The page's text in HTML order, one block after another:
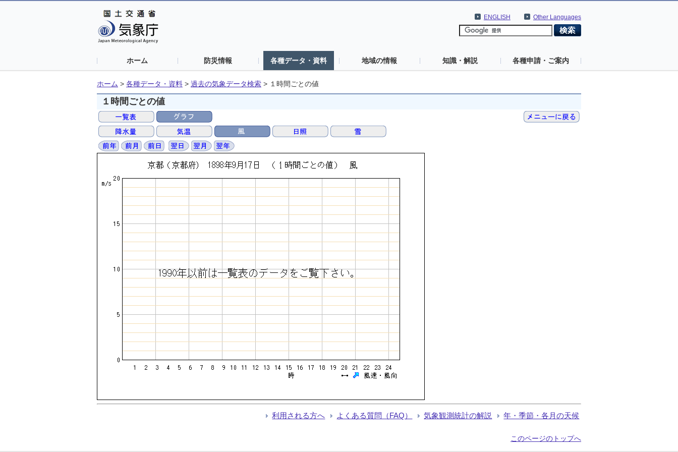
Other Languages
ENGLISH
ホーム 防災情報 各種データ・資料 地域の情報 知識・解説 各種申請・ご案内
ホーム > 各種データ・資料 > 過去の気象データ検索 > １時間ごとの値
１時間ごとの値
利用される方へ よくある質問（FAQ） 気象観測統計の解説 年・季節・各月の天候
このページのトップへ